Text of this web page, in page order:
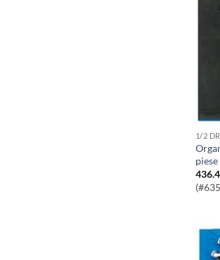
1/2
Organizator Cu Chei Combinate 12
piese